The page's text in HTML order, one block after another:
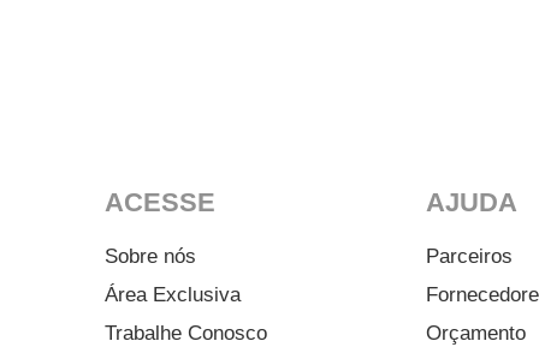
ACESSE
Sobre nós
Área Exclusiva
Trabalhe Conosco
AJUDA
Parceiros
Orçamento